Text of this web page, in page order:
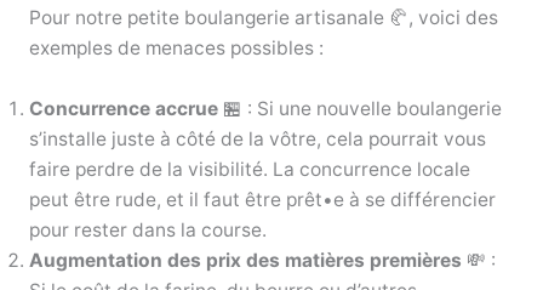
Pour notre petite boulangerie artisanale 🥐, voici des
exemples de menaces possibles :
Concurrence accrue🏪 : Si une nouvelle boulangerie
s’installe juste à côté de la vôtre, cela pourrait vous
faire perdre de la visibilité. La concurrence locale
peut être rude, et il faut être prêt•e à se différencier
pour rester dans la course.
Augmentation des prix des matières premières 💸 :